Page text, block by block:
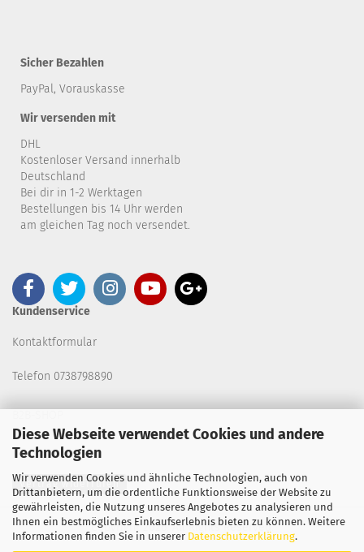
Diese Webseite verwendet Cookies und andere
Technologien
Wir verwenden Cookies und ähnliche Technologien, auch von
Drittanbietern, um die ordentliche Funktionsweise der Website zu
gewährleisten, die Nutzung unseres Angebotes zu analysieren und
Ihnen ein bestmögliches Einkaufserlebnis bieten zu können. Weitere
Informationen finden Sie in unserer Datenschutzerklärung.
Sicher Bezahlen
PayPal, Vorauskasse
Wir versenden mit
DHL
Kostenloser Versand innerhalb
Deutschland
Bei dir in 1-2 Werktagen
Bestellungen bis 14 Uhr werden
am gleichen Tag noch versendet.
Kundenservice
Kontaktformular
Telefon 0738798890
Vertrag widerrufen
Copyright 2026. All Rights Reserved.